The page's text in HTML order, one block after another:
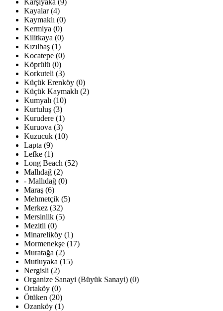
Karşıyaka (9)
Kayalar (4)
Kaymaklı (0)
Kermiya (0)
Kilitkaya (0)
Kızılbaş (1)
Kocatepe (0)
Köprülü (0)
Korkuteli (3)
Küçük Erenköy (0)
Küçük Kaymaklı (2)
Kumyalı (10)
Kurtuluş (3)
Kurudere (1)
Kuruova (3)
Kuzucuk (10)
Lapta (9)
Lefke (1)
Long Beach (52)
Mallıdağ (2)
- Mallıdağ (0)
Maraş (6)
Mehmetçik (5)
Merkez (32)
Mersinlik (5)
Mezitli (0)
Minareliköy (1)
Mormenekşe (17)
Muratağa (2)
Mutluyaka (15)
Nergisli (2)
Organize Sanayi (Büyük Sanayi) (0)
Ortaköy (0)
Ötüken (20)
Ozanköy (1)